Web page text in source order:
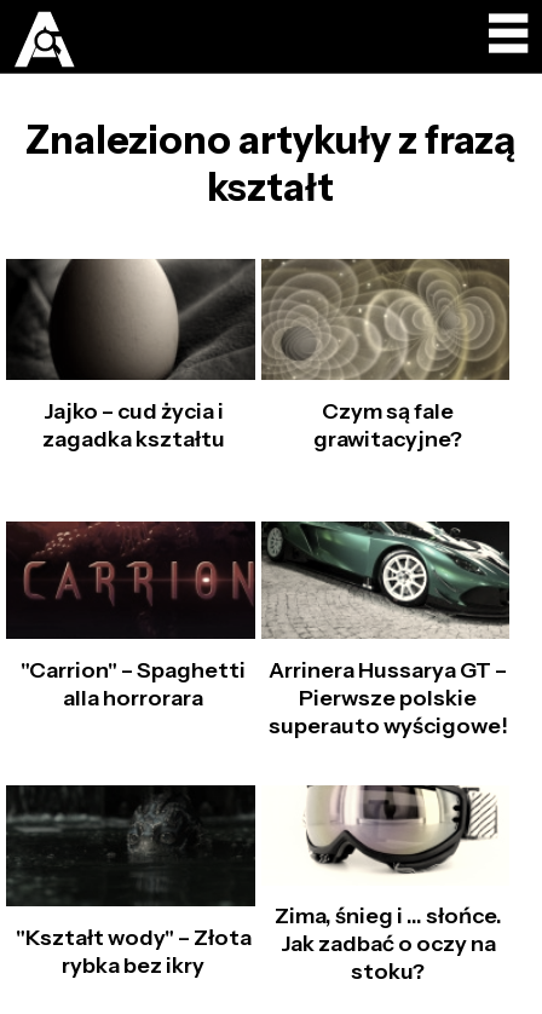
Znaleziono artykuły z frazą
kształt
Jajko – cud życia i
zagadka kształtu
Czym są fale
grawitacyjne?
"Carrion" – Spaghetti
alla horrorara
Arrinera Hussarya GT –
Pierwsze polskie
superauto wyścigowe!
"Kształt wody" – Złota
rybka bez ikry
Zima, śnieg i … słońce.
Jak zadbać o oczy na
stoku?